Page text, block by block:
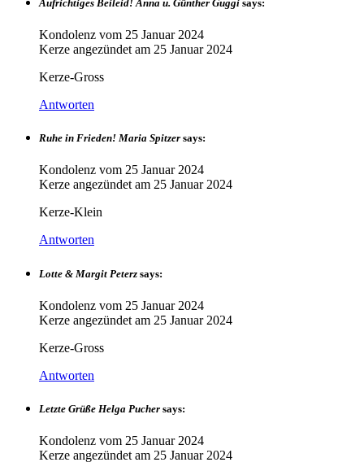
Aufrichtiges Beileid! Anna u. Günther Guggi says:
Kondolenz vom 25 Januar 2024
Kerze angezündet am 25 Januar 2024
Kerze-Gross
Antworten
Ruhe in Frieden! Maria Spitzer says:
Kondolenz vom 25 Januar 2024
Kerze angezündet am 25 Januar 2024
Kerze-Klein
Antworten
Lotte & Margit Peterz says:
Kondolenz vom 25 Januar 2024
Kerze angezündet am 25 Januar 2024
Kerze-Gross
Antworten
Letzte Grüße Helga Pucher says:
Kondolenz vom 25 Januar 2024
Kerze angezündet am 25 Januar 2024